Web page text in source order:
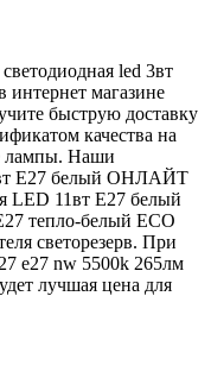
led 3вт
интернет магазине
быструю доставку
качества на
лампы. Наши
Е27 белый ОНЛАЙТ
LED 11вт E27 белый
тепло-белый ECO
светорезерв. При
e27 nw 5500k 265лм
лучшая цена для